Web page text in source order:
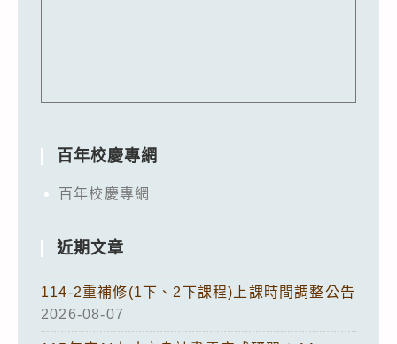
百年校慶專網
百年校慶專網
近期文章
114-2重補修(1下、2下課程)上課時間調整公告
2026-08-07